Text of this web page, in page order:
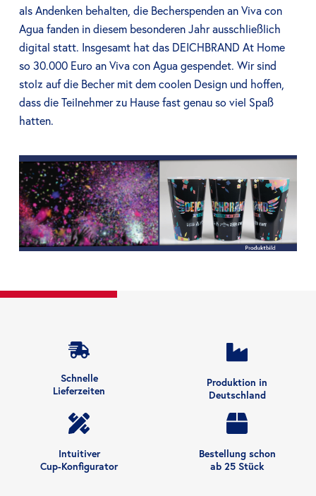
als Andenken behalten, die Becherspenden an Viva con
Agua fanden in diesem besonderen Jahr ausschließlich
digital statt. Insgesamt hat das DEICHBRAND At Home
so 30.000 Euro an Viva con Agua gespendet. Wir sind
stolz auf die Becher mit dem coolen Design und hoffen,
dass die Teilnehmer zu Hause fast genau so viel Spaß
hatten.
Schnelle
Lieferzeiten
Produktion in
Deutschland
Intuitiver
Cup-Konfigurator
Bestellung schon
ab 25 Stück